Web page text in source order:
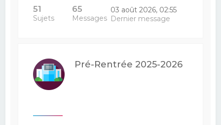
51
Sujets
65
Messages
03 août 2026, 02:55
Dernier message
Pré-Rentrée 2025-2026